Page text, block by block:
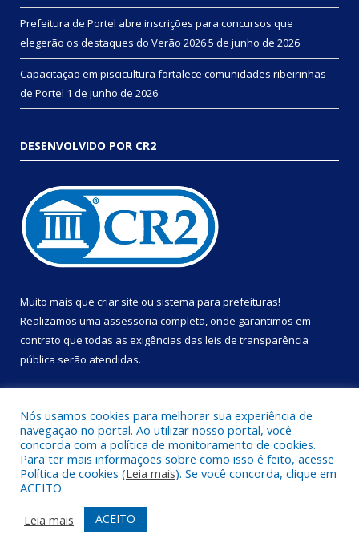
Prefeitura de Portel abre inscrições para concursos que
elegerão os destaques do Verão 20265 de junho de 2026
Capacitação em piscicultura fortalece comunidades ribeirinhas
de Portel 1 de junho de 2026
DESENVOLVIDO POR CR2
Muito mais que criar site ou sistema para prefeituras!
Realizamos uma assessoria completa, onde garantimos em
contrato que todas as exigências das leis de transparência
pública serão atendidas.
Todos os direitos reservados a Prefeitura Municipal de Portel.
Mapa do Site
Acessar Área Administrativa
Acessar Webmail
Nós usamos cookies para melhorar sua experiência de
navegação no portal. Ao utilizar nosso portal, você
concorda com a política de monitoramento de cookies.
Para ter mais informações sobre como isso é feito, acesse
Política de cookies (Leia mais). Se você concorda, clique em
ACEITO.
Leia mais
ACEITO